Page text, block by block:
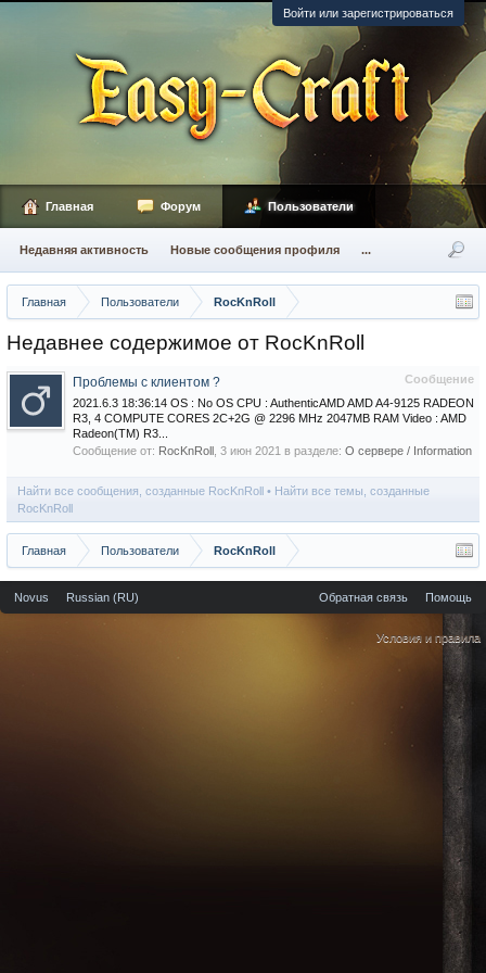
Войти или зарегистрироваться
Главная Пользователи RocKnRoll
Недавнее содержимое от RocKnRoll
Сообщение
Проблемы с клиентом ?
2021.6.3 18:36:14 OS : No OS CPU : AuthenticAMD AMD A4-9125 RADEON
R3, 4 COMPUTE CORES 2C+2G @ 2296 MHz 2047MB RAM Video : AMD
Radeon(TM) R3...
Сообщение от: RocKnRoll 3 июн 2021 в разделе: О сервере / Information
Найти все сообщения, созданные RocKnRoll
Найти все темы, созданные
RocKnRoll
Главная Пользователи RocKnRoll
Главная Форум Пользователи
Недавняя активность Новые сообщения профиля ...
Novus Russian (RU) Обратная связь Помощь
Условия и правила